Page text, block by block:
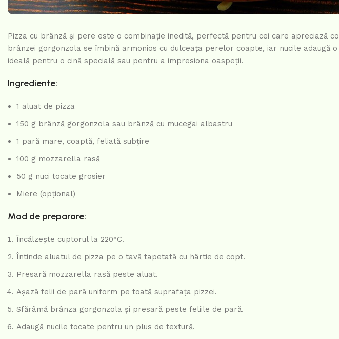
Pizza cu brânză și pere este o combinație inedită, perfectă pentru cei care apreciază
brânzei gorgonzola se îmbină armonios cu dulceața perelor coapte, iar nucile adaugă
ideală pentru o cină specială sau pentru a impresiona oaspeții.
Ingrediente:
1 aluat de pizza
150 g brânză gorgonzola sau brânză cu mucegai albastru
1 pară mare, coaptă, feliată subțire
100 g mozzarella rasă
50 g nuci tocate grosier
Miere (opțional)
Mod de preparare:
Încălzește cuptorul la 220°C.
Întinde aluatul de pizza pe o tavă tapetată cu hârtie de copt.
Presară mozzarella rasă peste aluat.
Așază felii de pară uniform pe toată suprafața pizzei.
Sfărâmă brânza gorgonzola și presară peste feliile de pară.
Adaugă nucile tocate pentru un plus de textură.